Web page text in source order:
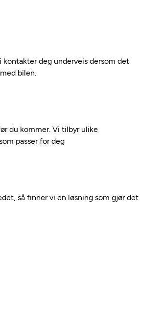
kontakter deg underveis dersom det
bilen.
du kommer. Vi tilbyr ulike
passer for deg
så finner vi en løsning som gjør det